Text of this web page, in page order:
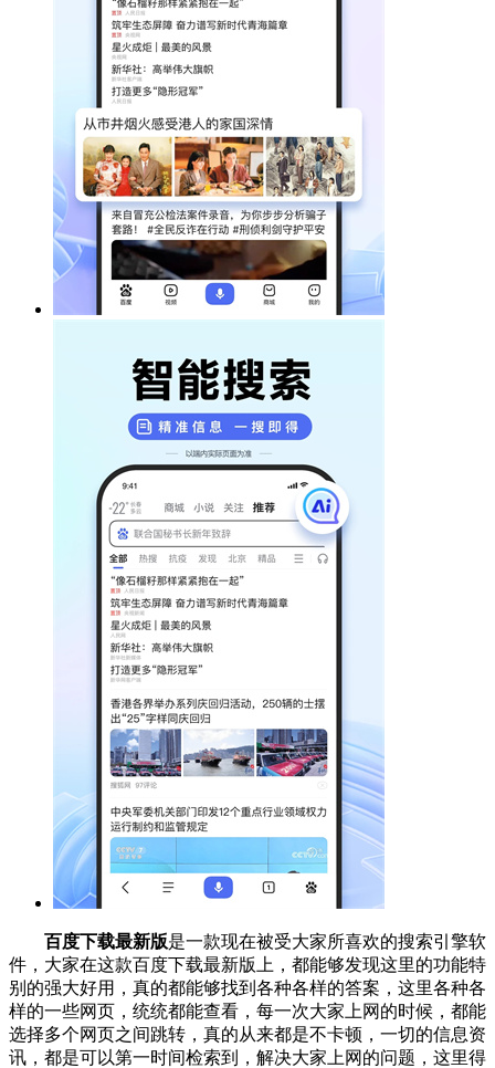
百度下载最新版是一款现在被受大家所喜欢的搜索引擎软
件，大家在这款百度下载最新版上，都能够发现这里的功能特
别的强大好用，真的都能够找到各种各样的答案，这里各种各
样的一些网页，统统都能查看，每一次大家上网的时候，都能
选择多个网页之间跳转，真的从来都是不卡顿，一切的信息资
讯，都是可以第一时间检索到，解决大家上网的问题，这里得